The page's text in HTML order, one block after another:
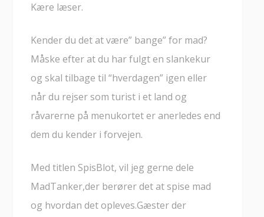
Kære læser.
Kender du det at være” bange” for mad?
Måske efter at du har fulgt en slankekur
og skal tilbage til “hverdagen” igen eller
når du rejser som turist i et land og
råvarerne på menukortet er anerledes end
dem du kender i forvejen.
Med titlen SpisBlot, vil jeg gerne dele
MadTanker,der berører det at spise mad
og hvordan det opleves.Gæster der